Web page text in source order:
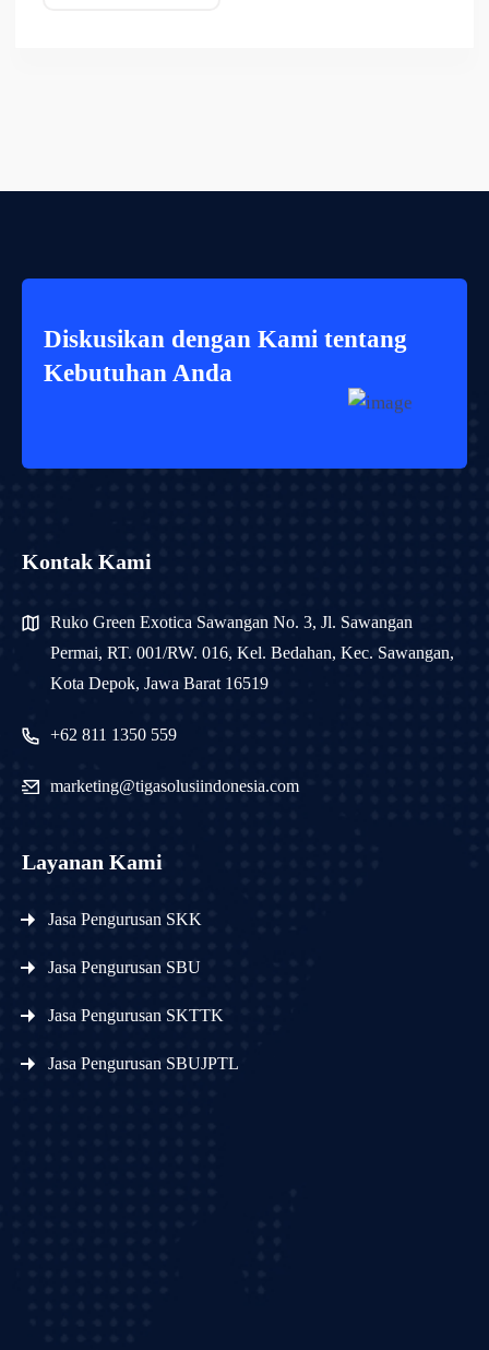
Diskusikan dengan Kami tentang
Kebutuhan Anda
Kontak Kami
Ruko Green Exotica Sawangan No. 3, Jl. Sawangan
Permai, RT. 001/RW. 016, Kel. Bedahan, Kec. Sawangan,
Kota Depok, Jawa Barat 16519
+62 811 1350 559
marketing@tigasolusiindonesia.com
Layanan Kami
Jasa Pengurusan SKK
Jasa Pengurusan SBU
Jasa Pengurusan SKTTK
Jasa Pengurusan SBUJPTL